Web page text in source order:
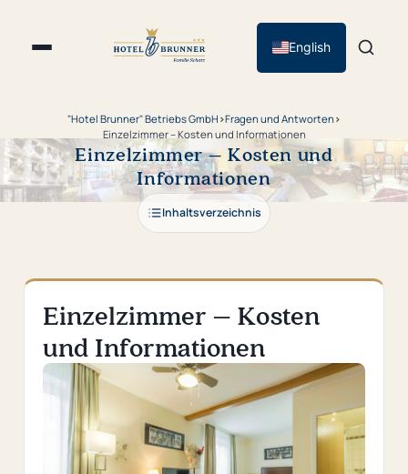
English
"Hotel Brunner" Betriebs GmbH ›Fragen und Antworten ›
Einzelzimmer – Kosten und Informationen
Einzelzimmer – Kosten und
Informationen
Inhaltsverzeichnis
Einzelzimmer – Kosten
und Informationen